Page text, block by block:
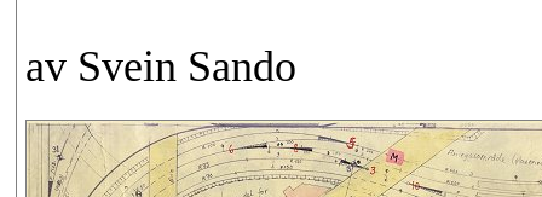
av Svein Sando